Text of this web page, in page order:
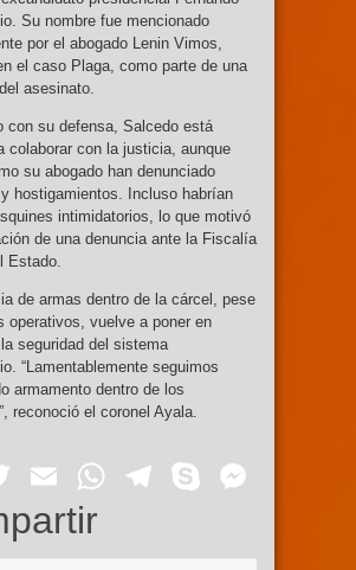
Su nombre fue mencionado
por el abogado Lenin Vimos,
el caso Plaga, como parte de una
asesinato.
con su defensa, Salcedo está
colaborar con la justicia, aunque
su abogado han denunciado
hostigamientos. Incluso habrían
intimidatorios, lo que motivó
de una denuncia ante la Fiscalía
Estado.
de armas dentro de la cárcel, pese
operativos, vuelve a poner en
seguridad del sistema
“Lamentablemente seguimos
armamento dentro de los
reconoció el coronel Ayala.
Twitter
EmailWhatsApp
Telegram
Skype